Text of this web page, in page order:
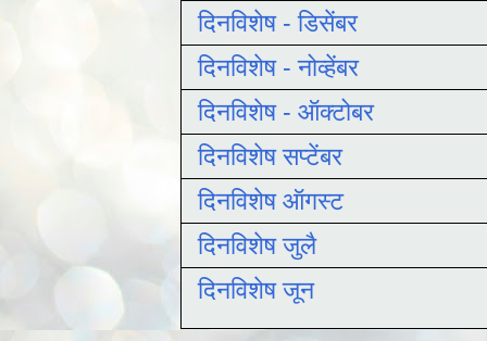
दिनविशेष - डिसेंबर
दिनविशेष - नोव्हेंबर
दिनविशेष - ऑक्टोबर
दिनविशेष सप्टेंबर
दिनविशेष ऑगस्ट
दिनविशेष जुलै
दिनविशेष जून